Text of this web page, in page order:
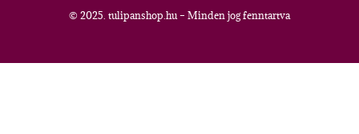
© 2025. tulipanshop.hu – Minden jog fenntartva